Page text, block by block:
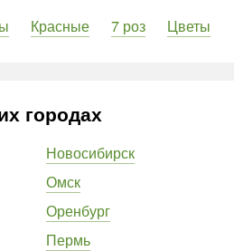
Красные 7 роз Цветы
городах
Новосибирск
Омск
Оренбург
Пермь